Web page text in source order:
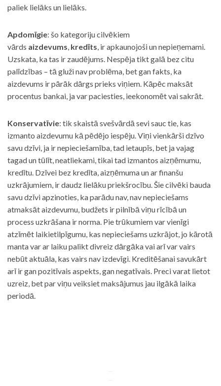
paliek lielāks un lielāks.
Apdomīgie: šo kategoriju cilvēkiem
vārds aizdevums, kredīts, ir apkaunojoši un nepieņemami.
Uzskata, ka tas ir zaudējums. Nespēja tikt galā bez citu
palīdzības – tā gluži nav problēma, bet gan fakts, ka
aizdevums ir pārāk dārgs prieks viņiem. Kāpēc maksāt
procentus bankai, ja var paciesties, ieekonomēt vai sakrāt.
Konservatīvie: tik skaistā svešvārdā sevi sauc tie, kas
izmanto aizdevumu kā pēdējo iespēju. Viņi vienkārši dzīvo
savu dzīvi, ja ir nepieciešamība, tad ietaupīs, bet ja vajag
tagad un tūlīt, neatliekami, tikai tad izmantos aizņēmumu,
kredītu. Dzīvei bez kredīta, aizņēmuma un ar finanšu
uzkrājumiem, ir daudz lielāku priekšrocību. Šie cilvēki bauda
savu dzīvi apzinoties, ka parādu nav, nav nepieciešams
atmaksāt aizdevumu, budžets ir pilnībā viņu rīcībā un
process uzkrāšana ir norma. Pie trūkumiem var vienīgi
atzīmēt laikietilpīgumu, kas nepieciešams uzkrājot, jo kārotā
manta var ar laiku palikt divreiz dārgāka vai arī var vairs
nebūt aktuāla, kas vairs nav izdevīgi. Kreditēšanai savukārt
arī ir gan pozitīvais aspekts, gan negatīvais. Preci varat lietot
uzreiz, bet par viņu veiksiet maksājumus jau ilgākā laika
periodā.